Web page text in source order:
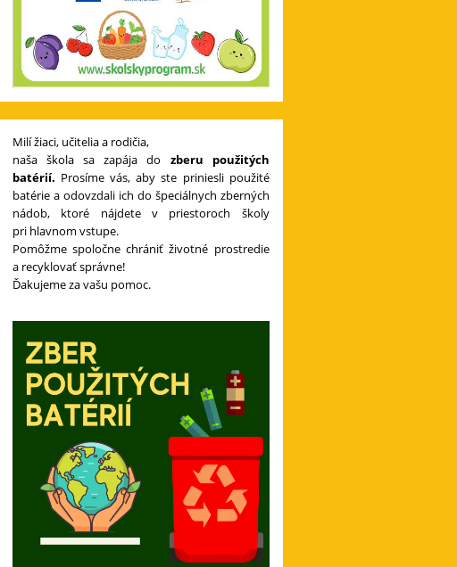
Milí žiaci, učitelia a rodičia,
naša škola sa zapája do zberu použitých
batérií. Prosíme vás, aby ste priniesli použité
batérie a odovzdali ich do špeciálnych zberných
nádob, ktoré nájdete v priestoroch školy
pri hlavnom vstupe.
Pomôžme spoločne chrániť životné prostredie
a recyklovať správne!
Ďakujeme za vašu pomoc.